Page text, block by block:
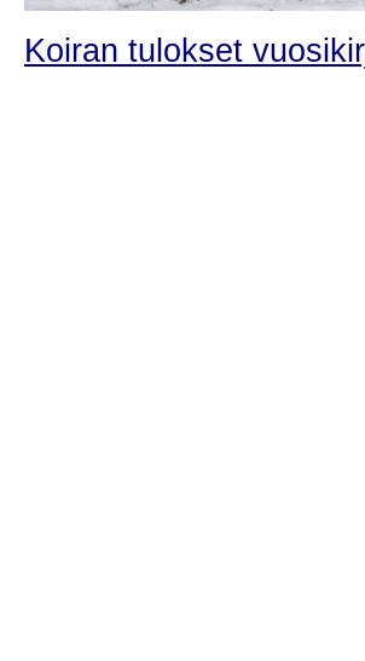
Koiran tulokset